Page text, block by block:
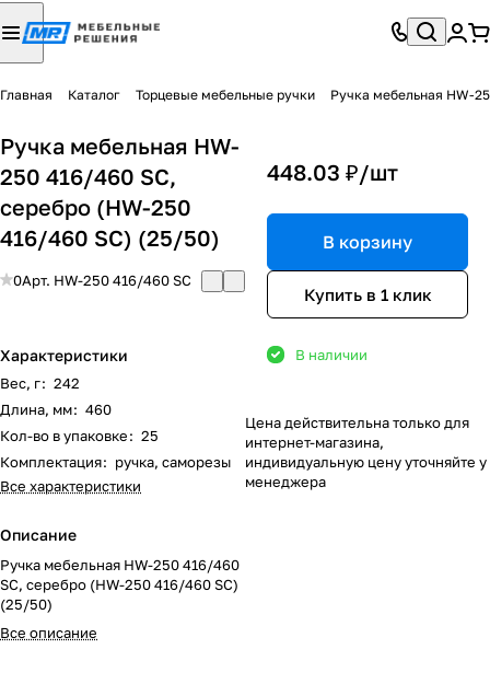
Главная Каталог Торцевые мебельные ручки Ручка мебельная HW-
Ручка мебельная HW-
250 416/460 SC,
серебро (HW-250
416/460 SC) (25/50)
0Арт. HW-250 416/460 SC
Характеристики
Вес, г: 242
Длина, мм: 460
Кол-во в упаковке: 25
Комплектация: ручка, саморезы
Все характеристики
Описание
Ручка мебельная HW-250 416/460
SC, серебро (HW-250 416/460 SC)
(25/50)
Все описание
448.03 ₽/шт
В корзину
Купить в 1 клик
В наличии
Цена действительна только для
интернет-магазина,
индивидуальную цену уточняйте у
менеджера